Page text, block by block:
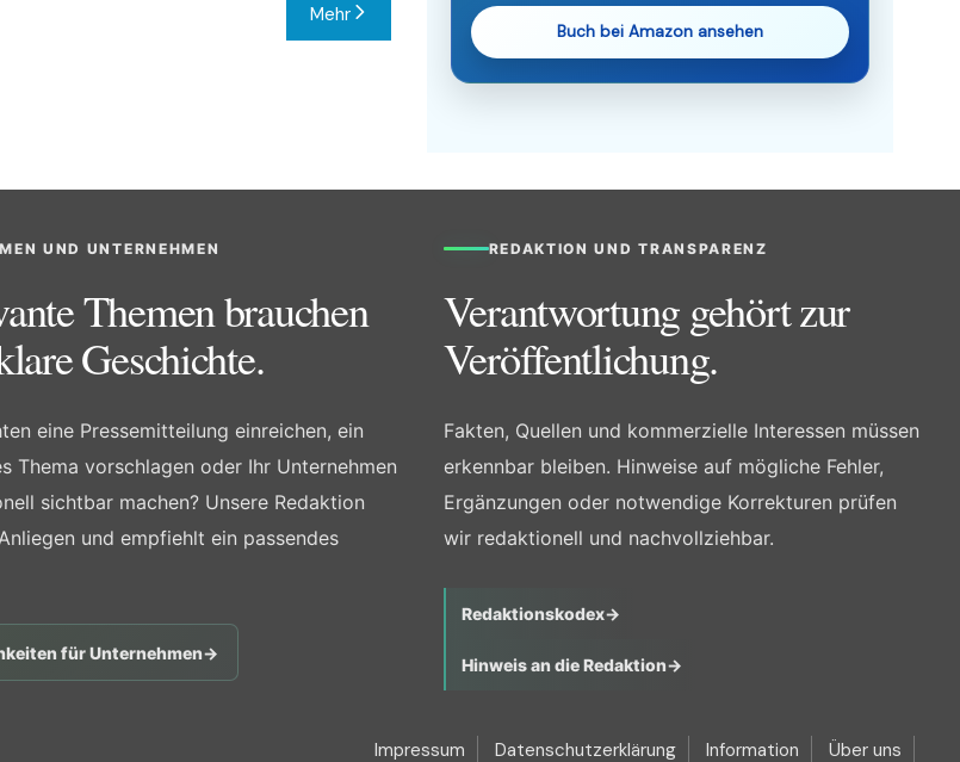
Mehr
Buch bei Amazon ansehen
UND UNTERNEHMEN
Themen brauchen
Geschichte.
eine Pressemitteilung einreichen, ein
Thema vorschlagen oder Ihr Unternehmen
sichtbar machen? Unsere Redaktion
und empfiehlt ein passendes
für Unternehmen→
REDAKTION UND TRANSPARENZ
Verantwortung gehört zur
Veröffentlichung.
Fakten, Quellen und kommerzielle Interessen müssen
erkennbar bleiben. Hinweise auf mögliche Fehler,
Ergänzungen oder notwendige Korrekturen prüfen
wir redaktionell und nachvollziehbar.
Redaktionskodex→
Hinweis an die Redaktion→
Impressum Datenschutzerklärung Information Über uns